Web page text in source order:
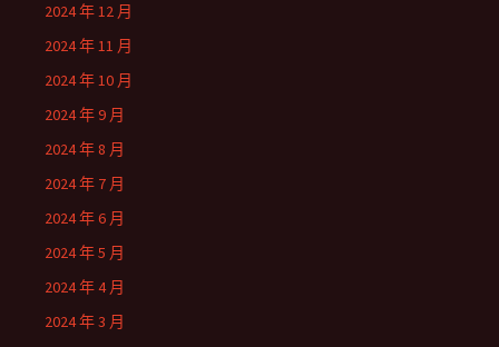
2024 年 12 月
2024 年 11 月
2024 年 10 月
2024 年 9 月
2024 年 8 月
2024 年 7 月
2024 年 6 月
2024 年 5 月
2024 年 4 月
2024 年 3 月